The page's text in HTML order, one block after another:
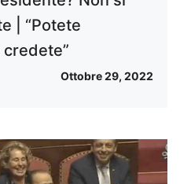
| “Potete
Ottobre 29, 2022